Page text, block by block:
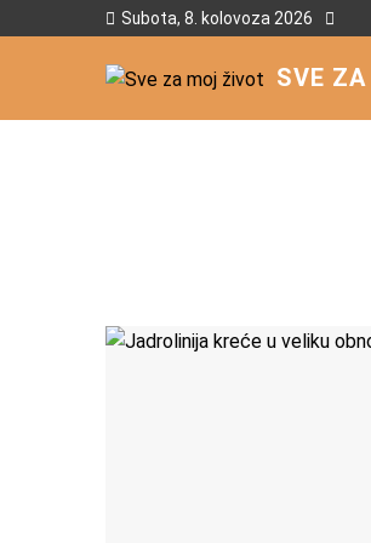
Subota, 8. kolovoza 2026
SVE